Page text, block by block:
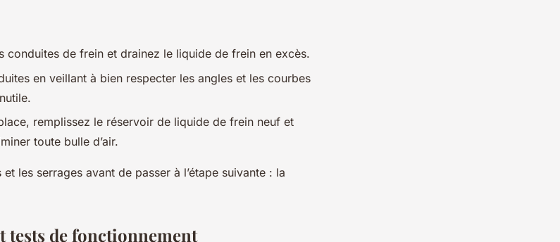
conduites de frein et drainez le liquide de frein en excès.
en veillant à bien respecter les angles et les courbes
remplissez le réservoir de liquide de frein neuf et
toute bulle d’air.
les serrages avant de passer à l’étape suivante : la
tests de fonctionnement